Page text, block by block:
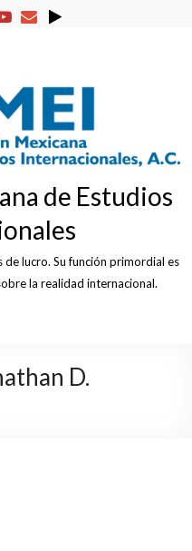
de Estudios
de lucro. Su función primordial es
la realidad internacional.
D.